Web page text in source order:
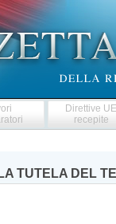
Direttive
recepite
TUTELA DEL